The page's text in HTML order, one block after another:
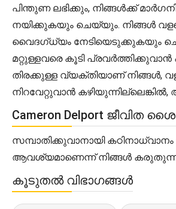
പിന്തുണ ലഭിക്കും, നിങ്ങൾക്ക്
നയിക്കുകയും ചെയ്യും. നിങ്ങൾ
വൈദഗ്ധ്യം നേടിയെടുക്കുകയും
മറ്റുള്ളവരെ കൂടി
തിരക്കുള്ള വ്യക്തിയാണ് നിങ്ങൾ,
നിറവേറ്റുവാൻ
Cameron Delport ജീവിത
സമ്പാതിക്കുവാനായി
ആവശ്യമാണെന്ന് നിങ്ങൾ കരുതുന്നു.
കൂടുതൽ വിഭാഗങ്ങൾ